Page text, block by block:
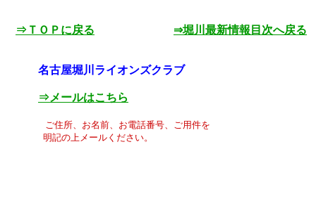
⇒ＴＯＰに戻る ⇒堀川最新情報目次へ戻る
名古屋堀川ライオンズクラブ
⇒メールはこちら
ご住所、お名前、お電話番号、ご用件を
明記の上メールください。